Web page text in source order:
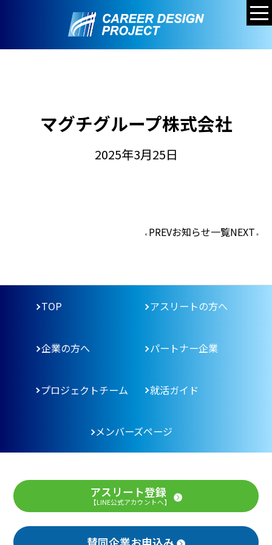
マグチグループ株式会社
2025年3月25日
« PREVお知らせ一覧NEXT »
TOP アスリートの方へ
企業の方へ パートナー企業
プロジェクトチーム 就活ガイド
メンバーズページ
アスリート登録
【LINE公式アカウントへ】